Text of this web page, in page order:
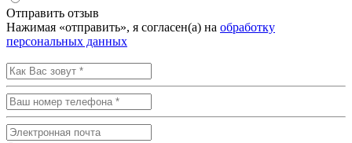
Отправить отзыв
Нажимая «отправить», я согласен(а) на обработку
персональных данных